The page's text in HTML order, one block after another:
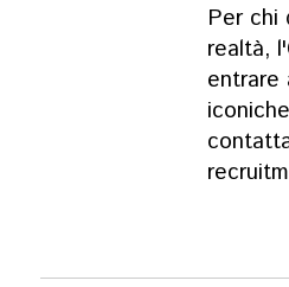
Per chi
realtà,
entrare